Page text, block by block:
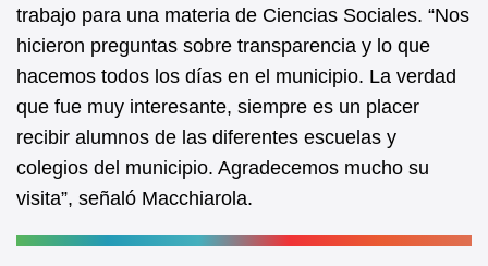
trabajo para una materia de Ciencias Sociales. “Nos
hicieron preguntas sobre transparencia y lo que
hacemos todos los días en el municipio. La verdad
que fue muy interesante, siempre es un placer
recibir alumnos de las diferentes escuelas y
colegios del municipio. Agradecemos mucho su
visita”, señaló Macchiarola.